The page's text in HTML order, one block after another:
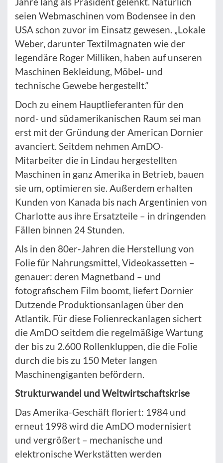
seien Webmaschinen vom Bodensee in den
USA schon zuvor im Einsatz gewesen. „Lokale
Weber, darunter Textilmagnaten wie der
legendäre Roger Milliken, haben auf unseren
Maschinen Bekleidung, Möbel- und
technische Gewebe hergestellt.“
Doch zu einem Hauptlieferanten für den
nord- und südamerikanischen Raum sei man
erst mit der Gründung der American Dornier
avanciert. Seitdem nehmen AmDO-
Mitarbeiter die in Lindau hergestellten
Maschinen in ganz Amerika in Betrieb, bauen
sie um, optimieren sie. Außerdem erhalten
Kunden von Kanada bis nach Argentinien von
Charlotte aus ihre Ersatzteile – in dringenden
Fällen binnen 24 Stunden.
Als in den 80er-Jahren die Herstellung von
Folie für Nahrungsmittel, Videokassetten –
genauer: deren Magnetband – und
fotografischem Film boomt, liefert Dornier
Dutzende Produktionsanlagen über den
Atlantik. Für diese Folienreckanlagen sichert
die AmDO seitdem die regelmäßige Wartung
der bis zu 2.600 Rollenkluppen, die die Folie
durch die bis zu 150 Meter langen
Maschinengiganten befördern.
Strukturwandel und Weltwirtschaftskrise
Das Amerika-Geschäft floriert: 1984 und
erneut 1998 wird die AmDO modernisiert
und vergrößert – mechanische und
elektronische Werkstätten werden